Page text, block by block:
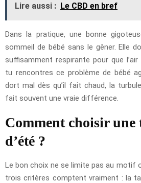
Lire aussi : Le CBD en bref
Dans la pratique, une bonne
sommeil de bébé sans le gêner. Elle
suffisamment respirante pour que
tu rencontres ce problème de bébé
dort mal dès qu’il fait chaud, la
fait souvent une vraie différence.
Comment choisir
d’été ?
Le bon choix ne se limite pas au motif
trois critères comptent vraiment : la